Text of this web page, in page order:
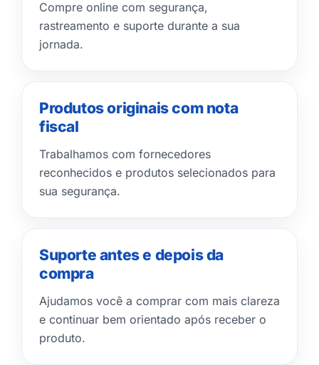
Compre online com segurança,
rastreamento e suporte durante a sua
jornada.
Produtos originais com nota
fiscal
Trabalhamos com fornecedores
reconhecidos e produtos selecionados para
sua segurança.
Suporte antes e depois da
compra
Ajudamos você a comprar com mais clareza
e continuar bem orientado após receber o
produto.